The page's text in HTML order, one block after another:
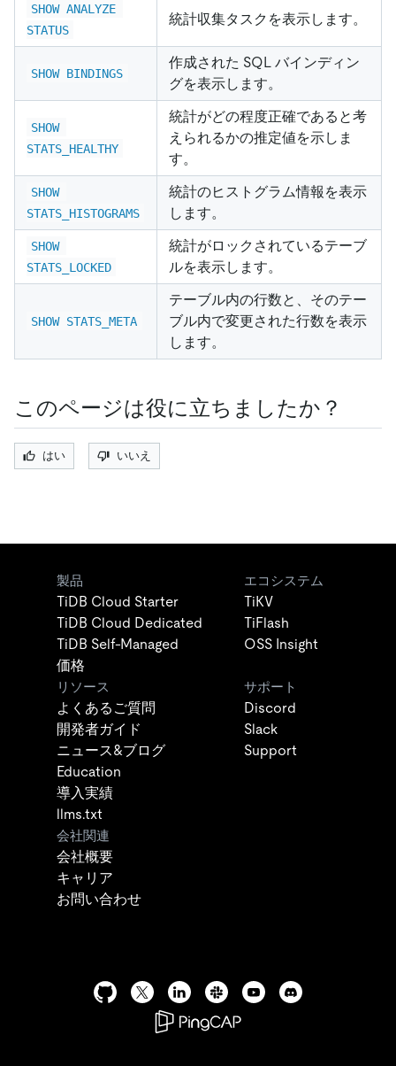
SHOW ANALYZE
STATUS
統計収集タスクを表示します。
SHOW BINDINGS
作成された SQL バインディン
グを表示します。
SHOW
STATS_HEALTHY
統計がどの程度正確であると考
えられるかの推定値を示しま
す。
SHOW
STATS_HISTOGRAMS
統計のヒストグラム情報を表示
します。
SHOW
STATS_LOCKED
統計がロックされているテーブ
ルを表示します。
SHOW STATS_META
テーブル内の行数と、そのテー
ブル内で変更された行数を表示
します。
このページは役に立ちましたか？
はい いいえ
製品
TiDB Cloud Starter
TiDB Cloud Dedicated
TiDB Self-Managed
価格
エコシステム
TiKV
TiFlash
OSS Insight
リソース
よくあるご質問
開発者ガイド
ニュース&ブログ
Education
導入実績
llms.txt
サポート
Discord
Slack
Support
会社関連
会社概要
キャリア
お問い合わせ